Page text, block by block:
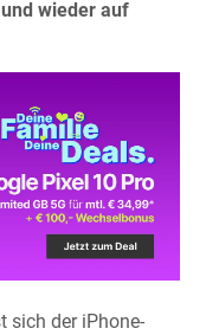
wieder auf
sich der iPhone-